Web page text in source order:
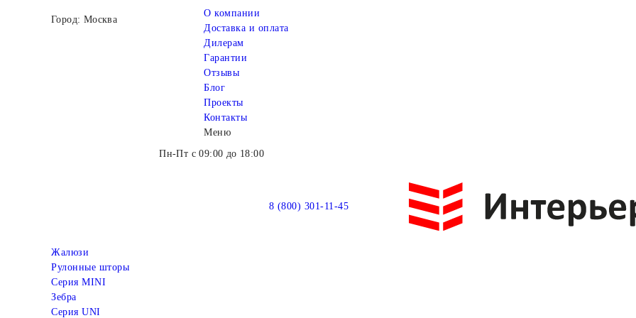
Город: Москва
О компании
Доставка и оплата
Дилерам
Гарантии
Отзывы
Блог
Проекты
Контакты
Меню
Пн-Пт с 09:00 до 18:00
8 (800) 301-11-45
Жалюзи
Рулонные шторы
Серия MINI
Зебра
Серия UNI